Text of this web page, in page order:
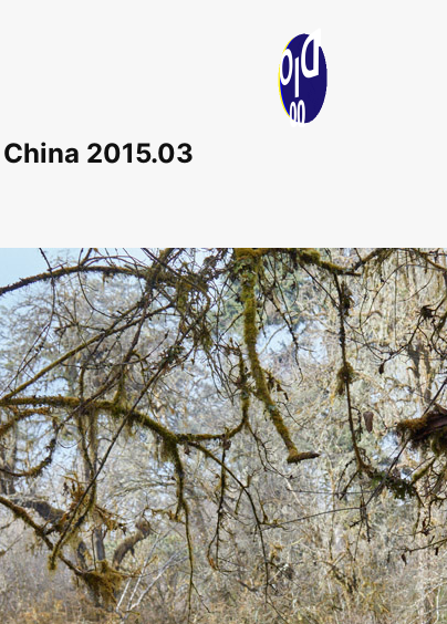
2015.03